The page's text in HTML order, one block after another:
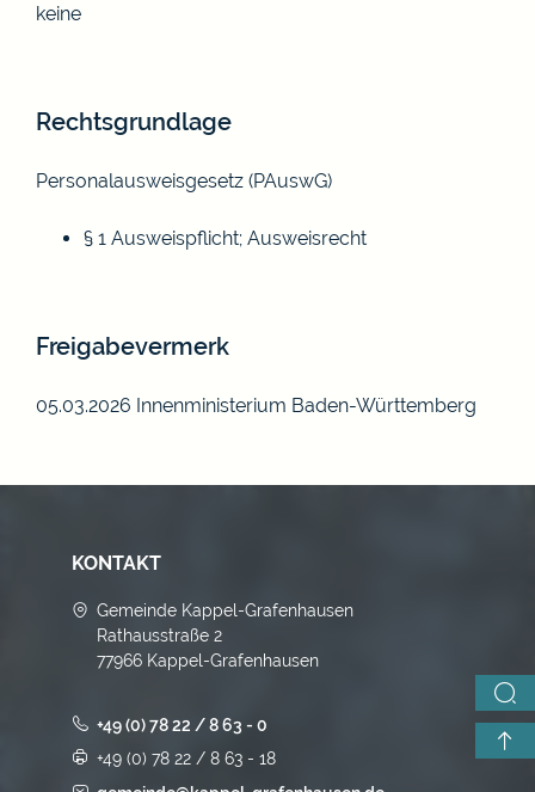
keine
Rechtsgrundlage
Personalausweisgesetz (PAuswG)
§ 1 Ausweispflicht; Ausweisrecht
Freigabevermerk
05.03.2026 Innenministerium Baden-Württemberg
KONTAKT
Gemeinde Kappel-Grafenhausen
Rathausstraße 2
77966 Kappel-Grafenhausen
+49 (0) 78 22 / 8 63 - 0
+49 (0) 78 22 / 8 63 - 18